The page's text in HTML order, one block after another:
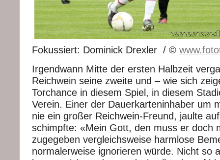
Fokussiert: Dominick Drexler / ©
Irgendwann Mitte der ersten Halbzeit
Reichwein seine zweite und – wie sich
Torchance in diesem Spiel, in diesem
Verein. Einer der Dauerkarteninhaber um
nie ein großer Reichwein-Freund, jaulte
schimpfte: «Mein Gott, den muss er doch
zugegeben vergleichsweise harmlose
normalerweise ignorieren würde. Nicht so